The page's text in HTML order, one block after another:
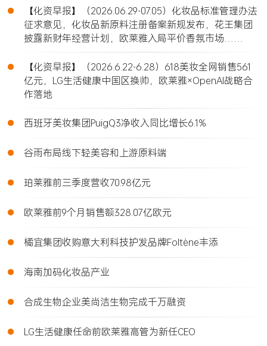
•
【化资早报】（2026.06.29-07.05）化妆品标准管理办法
征求意见，化妆品新原料注册备案新规发布，花王集团
披露新财年经营计划，欧莱雅入局平价香氛市场……
•
【化资早报】（2026.6.22-6.28）618美妆全网销售561
亿元，LG生活健康中国区换帅，欧莱雅×OpenAI战略合
作落地
• 西班牙美妆集团PuigQ3净收入同比增长6.1%
• 谷雨布局线下轻美容和上游原料端
• 珀莱雅前三季度营收70.98亿元
• 欧莱雅前9个月销售额328.07亿欧元
• 橘宜集团收购意大利科技护发品牌Foltène丰添
• 海南加码化妆品产业
• 合成生物企业美尚洁生物完成千万融资
• LG生活健康任命前欧莱雅高管为新任CEO